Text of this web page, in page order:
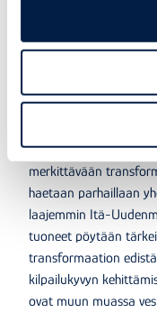
Kuten edellisessä
siirtymän rahoitukset
resurssointia ja
kanssa jatkuu, vaikka
edistämiseen
Ratkaisuja resurssien
merkittävään
haetaan parhaillaan
laajemmin Itä-
tuoneet pöytään
transformaation
kilpailukyvyn
ovat muun muassa